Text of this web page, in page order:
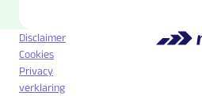
Disclaimer
Cookies
Privacy
verklaring